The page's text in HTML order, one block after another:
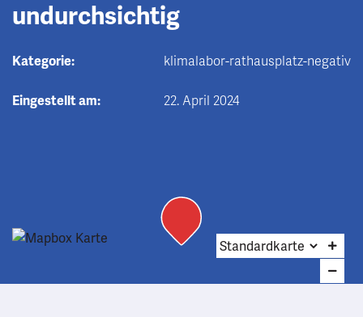
undurchsichtig
Kategorie: klimalabor-rathausplatz-negativ
Eingestellt am: 22. April 2024